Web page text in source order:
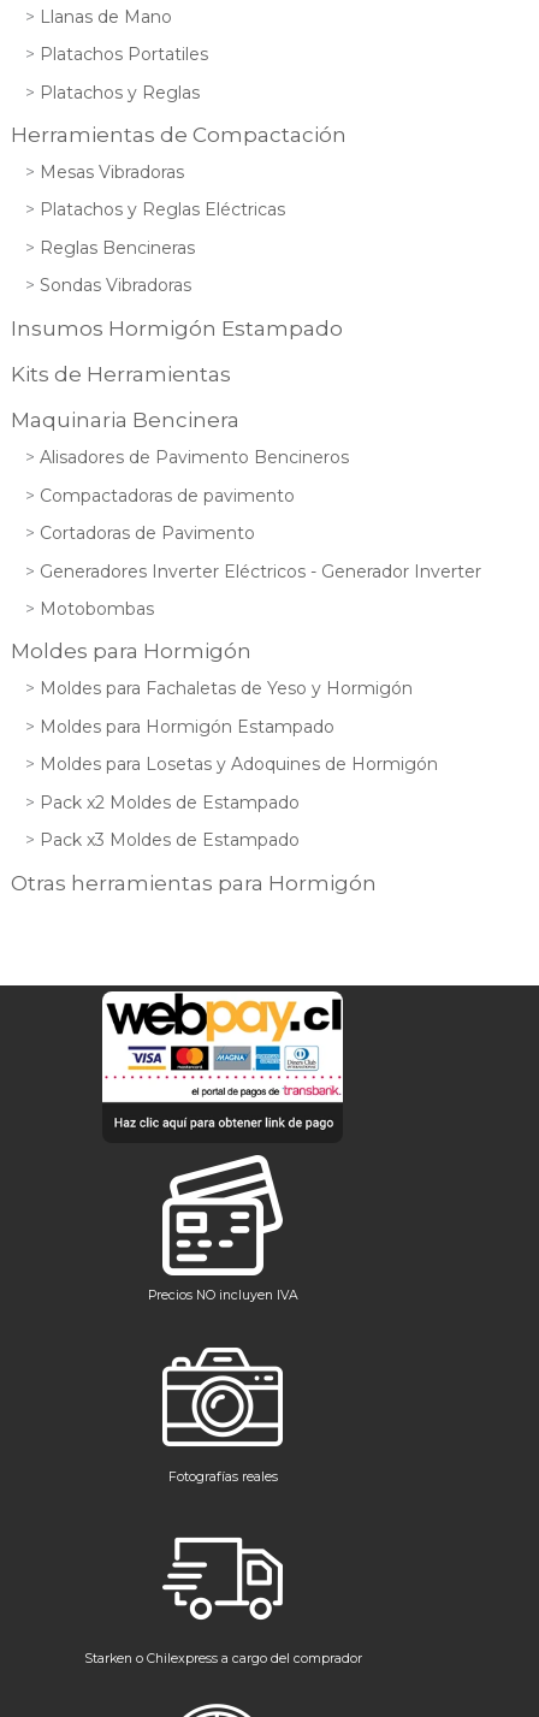
Llanas de Mano
Platachos Portatiles
Platachos y Reglas
Herramientas de Compactación
Mesas Vibradoras
Platachos y Reglas Eléctricas
Reglas Bencineras
Sondas Vibradoras
Insumos Hormigón Estampado
Kits de Herramientas
Maquinaria Bencinera
Alisadores de Pavimento Bencineros
Compactadoras de pavimento
Cortadoras de Pavimento
Generadores Inverter Eléctricos - Generador Inverter
Motobombas
Moldes para Hormigón
Moldes para Fachaletas de Yeso y Hormigón
Moldes para Hormigón Estampado
Moldes para Losetas y Adoquines de Hormigón
Pack x2 Moldes de Estampado
Pack x3 Moldes de Estampado
Otras herramientas para Hormigón
Precios NO incluyen IVA
Fotografías reales
Starken o Chilexpress a cargo del comprador